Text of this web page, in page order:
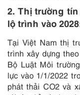
2. Thị trường
lộ trình vào
Tại Việt Nam thị
trình xây dựng
Bộ Luật Môi
lực vào 1/1/2022
phát thải CO2 và